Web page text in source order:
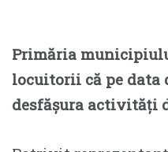
Primăria
locuitorii că pe data
desfășura activități